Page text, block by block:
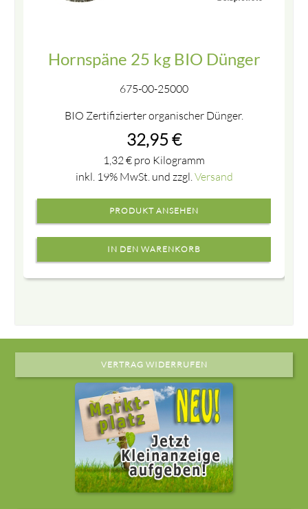
Hornspäne 25 kg BIO Dünger
675-00-25000
BIO Zertifizierter organischer Dünger.
32,95 €
1,32€ pro Kilogramm
inkl. 19% MwSt. und zzgl.Versand
PRODUKT ANSEHEN
VERTRAG WIDERRUFEN